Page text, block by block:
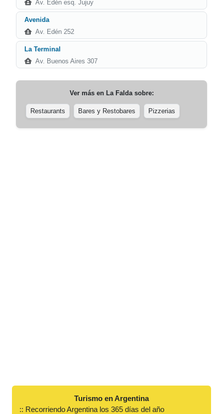
Av. Edén esq. Jujuy
Avenida
Av. Edén 252
La Terminal
Av. Buenos Aires 307
Ver más en La Faldasobre:
Restaurants Bares y Restobares Pizzerias
Turismo en Argentina
:: Recorriendo Argentina los 365 días del año